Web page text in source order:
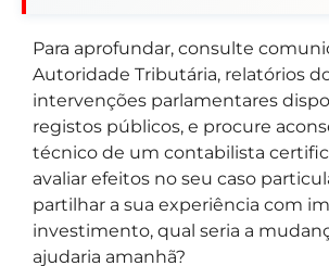
Para aprofundar, consulte
Autoridade Tributária, relatórios
intervenções parlamentares
registos públicos, e procure
técnico de um contabilista
avaliar efeitos no seu caso
partilhar a sua experiência com
investimento, qual seria a
ajudaria amanhã?